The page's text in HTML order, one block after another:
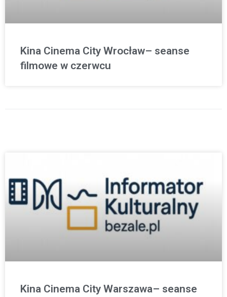
Kina Cinema City Wrocław– seanse
filmowe w czerwcu
Kina Cinema City Warszawa– seanse